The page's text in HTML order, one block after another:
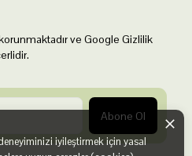
iyileştirmek için yasal
ve Google Gizlilik
Abone Ol